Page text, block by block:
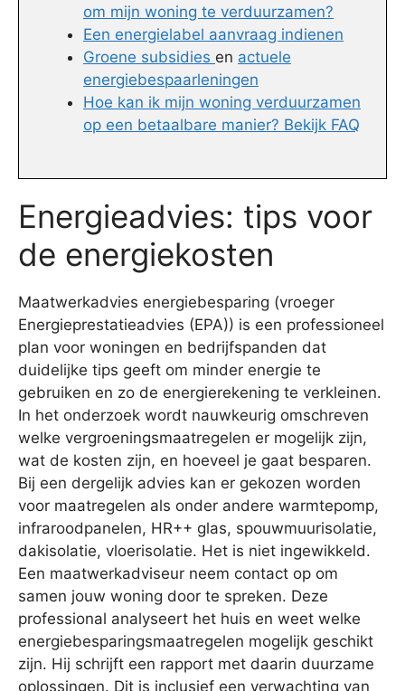
om mijn woning te verduurzamen?
Een energielabel aanvraag indienen
Groene subsidies en actuele
energiebespaarleningen
Hoe kan ik mijn woning verduurzamen
op een betaalbare manier? Bekijk FAQ
Energieadvies: tips voor
de energiekosten
Maatwerkadvies energiebesparing (vroeger
Energieprestatieadvies (EPA)) is een professioneel
plan voor woningen en bedrijfspanden dat
duidelijke tips geeft om minder energie te
gebruiken en zo de energierekening te verkleinen.
In het onderzoek wordt nauwkeurig omschreven
welke vergroeningsmaatregelen er mogelijk zijn,
wat de kosten zijn, en hoeveel je gaat besparen.
Bij een dergelijk advies kan er gekozen worden
voor maatregelen als onder andere warmtepomp,
infraroodpanelen, HR++ glas, spouwmuurisolatie,
dakisolatie, vloerisolatie. Het is niet ingewikkeld.
Een maatwerkadviseur neem contact op om
samen jouw woning door te spreken. Deze
professional analyseert het huis en weet welke
energiebesparingsmaatregelen mogelijk geschikt
zijn. Hij schrijft een rapport met daarin duurzame
oplossingen. Dit is inclusief een verwachting van